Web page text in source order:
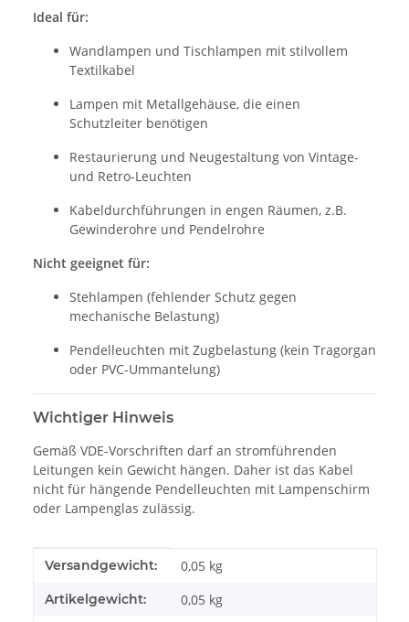
Ideal für:
Wandlampen und Tischlampen mit stilvollem
Textilkabel
Lampen mit Metallgehäuse, die einen
Schutzleiter benötigen
Restaurierung und Neugestaltung von Vintage-
und Retro-Leuchten
Kabeldurchführungen in engen Räumen, z.B.
Gewinderohre und Pendelrohre
Nicht geeignet für:
Stehlampen (fehlender Schutz gegen
mechanische Belastung)
Pendelleuchten mit Zugbelastung (kein Tragorgan
oder PVC-Ummantelung)
Wichtiger Hinweis
Gemäß VDE-Vorschriften darf an stromführenden
Leitungen kein Gewicht hängen. Daher ist das Kabel
nicht für hängende Pendelleuchten mit Lampenschirm
oder Lampenglas zulässig.
Produkteigenschaft
Wert
Versandgewicht: 0,05 kg
Artikelgewicht: 0,05 kg